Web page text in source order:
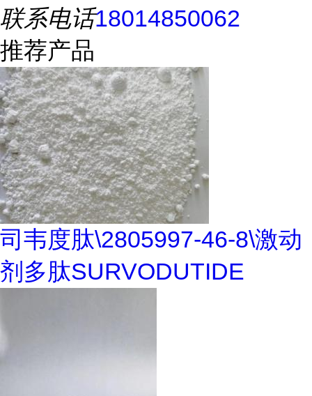
联系电话18014850062
推荐产品
司韦度肽\2805997-46-8\激动
剂多肽SURVODUTIDE